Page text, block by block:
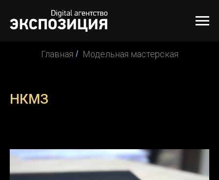
Главная / Модельная мастерская
НКМЗ